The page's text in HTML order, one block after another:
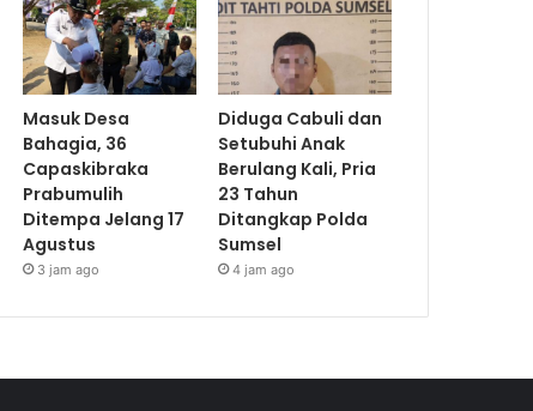
Masuk Desa
Bahagia, 36
Capaskibraka
Prabumulih
Ditempa Jelang 17
Agustus
3 jam ago
Diduga Cabuli dan
Setubuhi Anak
Berulang Kali, Pria
23 Tahun
Ditangkap Polda
Sumsel
4 jam ago